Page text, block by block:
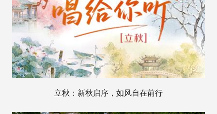
立秋：新秋启序，如风自在前行